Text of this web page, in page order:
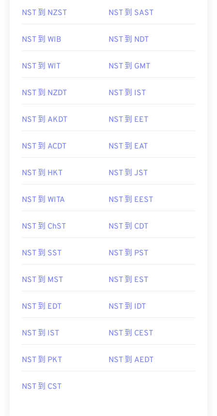
NST 到 NZST NST 到 SAST
NST 到 WIB NST 到 NDT
NST 到 WIT NST 到 GMT
NST 到 NZDT NST 到 IST
NST 到 AKDT NST 到 EET
NST 到 ACDT NST 到 EAT
NST 到 HKT NST 到 JST
NST 到 WITA NST 到 EEST
NST 到 ChST NST 到 CDT
NST 到 SST NST 到 PST
NST 到 MST NST 到 EST
NST 到 EDT NST 到 IDT
NST 到 IST NST 到 CEST
NST 到 PKT NST 到 AEDT
NST 到 CST